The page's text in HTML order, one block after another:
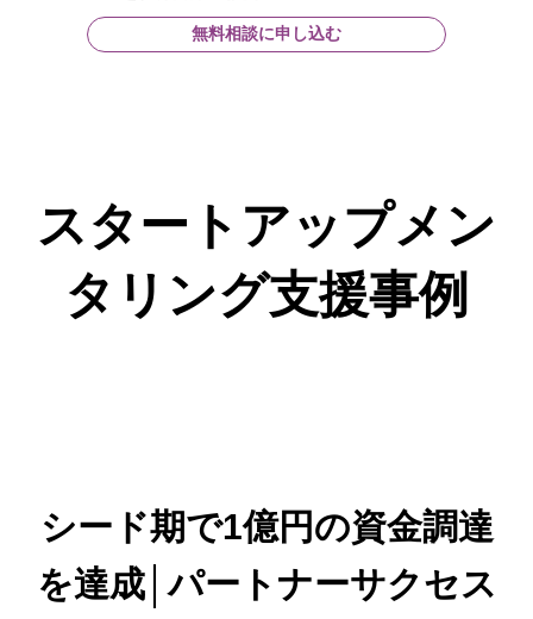
無料相談に申し込む
スタートアップメン
タリング支援事例
シード期で1億円の資金調達
を達成│パートナーサクセス